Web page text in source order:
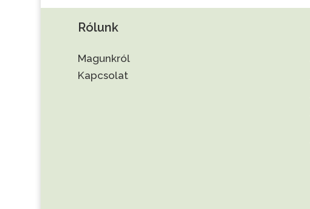
Rólunk
Magunkról
Kapcsolat